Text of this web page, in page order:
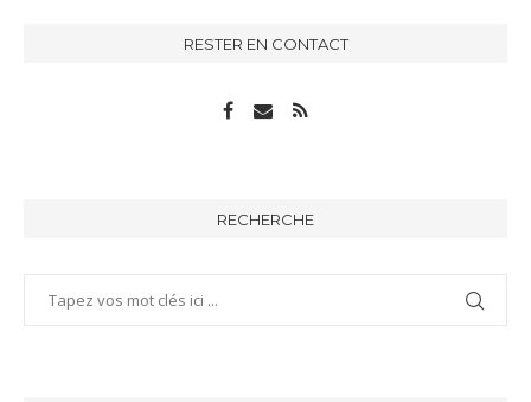
RESTER EN CONTACT
RECHERCHE